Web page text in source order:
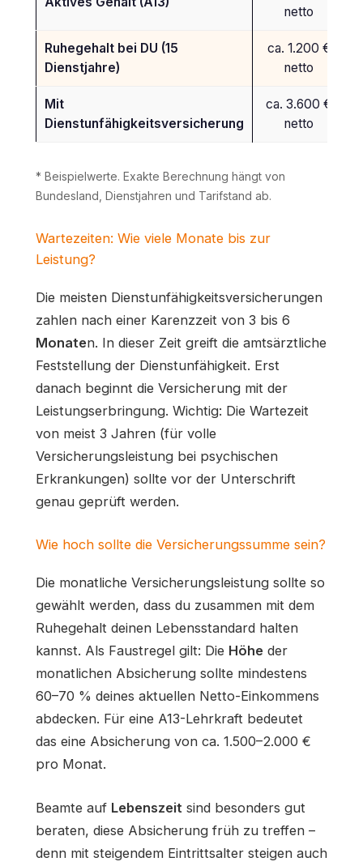
netto
Ruhegehalt bei DU (15
Dienstjahre)
ca. 1.200 €
netto
Mit
Dienstunfähigkeitsversicherung
ca. 3.600 €
netto
* Beispielwerte. Exakte Berechnung hängt von
Bundesland, Dienstjahren und Tarifstand ab.
Wartezeiten: Wie viele Monate bis zur
Leistung?
Die meisten Dienstunfähigkeitsversicherungen
zahlen nach einer Karenzzeit von 3 bis 6
Monaten. In dieser Zeit greift die amtsärztliche
Feststellung der Dienstunfähigkeit. Erst
danach beginnt die Versicherung mit der
Leistungserbringung. Wichtig: Die Wartezeit
von meist 3 Jahren (für volle
Versicherungsleistung bei psychischen
Erkrankungen) sollte vor der Unterschrift
genau geprüft werden.
Wie hoch sollte die Versicherungssumme sein?
Die monatliche Versicherungsleistung sollte so
gewählt werden, dass du zusammen mit dem
Ruhegehalt deinen Lebensstandard halten
kannst. Als Faustregel gilt: Die Höhe der
monatlichen Absicherung sollte mindestens
60–70 % deines aktuellen Netto-Einkommens
abdecken. Für eine A13-Lehrkraft bedeutet
das eine Absicherung von ca. 1.500–2.000 €
pro Monat.
Beamte auf Lebenszeit sind besonders gut
beraten, diese Absicherung früh zu treffen –
denn mit steigendem Eintrittsalter steigen auch